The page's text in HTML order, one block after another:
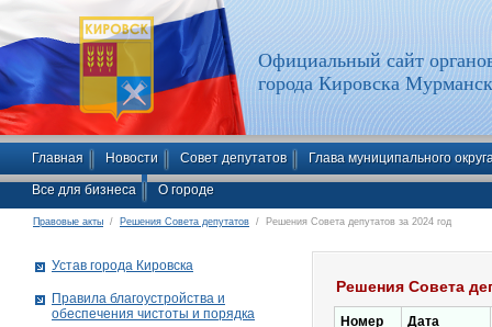
Официальный сайт
города Кировска
Главная Новости Совет депутатов Глава муниципального
Все для бизнеса О городе
Правовые акты / Решения Совета депутатов / Решения Совета депутатов за 2024 год
Решения Совета
Номер Дата
Устав города Кировска
Правила благоустройства и
обеспечения чистоты и порядка